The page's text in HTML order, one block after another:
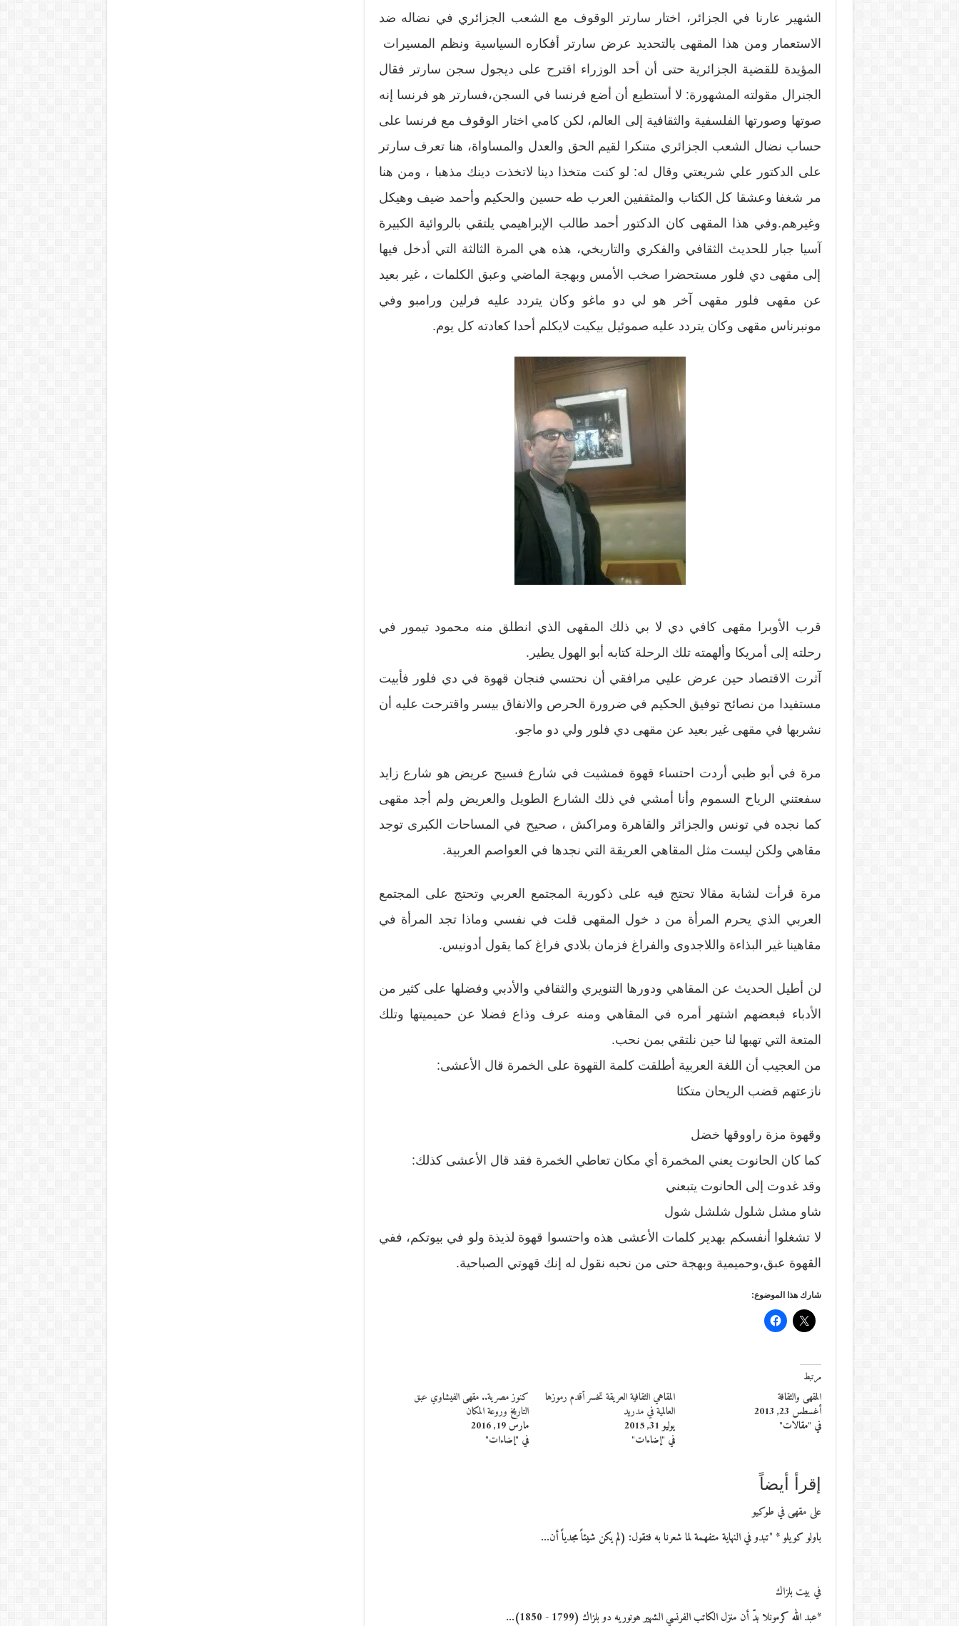
الشهير عارنا في الجزائر، اختار سارتر الوقوف مع الشعب الجزائري في نضاله ضد
الاستعمار ومن هذا المقهى بالتحديد عرض سارتر أفكاره السياسية ونظم المسيرات
المؤيدة للقضية الجزائرية حتى أن أحد الوزراء اقترح على ديجول سجن سارتر فقال
الجنرال مقولته المشهورة: لا أستطيع أن أضع فرنسا في السجن،فسارتر هو فرنسا إنه
صوتها وصورتها الفلسفية والثقافية إلى العالم، لكن كامي اختار الوقوف مع فرنسا على
حساب نضال الشعب الجزائري متنكرا لقيم الحق والعدل والمساواة، هنا تعرف سارتر
على الدكتور علي شريعتي وقال له: لو كنت متخذا دينا لاتخذت دينك مذهبا ، ومن هنا
مر شغفا وعشقا كل الكتاب والمثقفين العرب طه حسين والحكيم وأحمد ضيف وهيكل
وغيرهم.وفي هذا المقهى كان الدكتور أحمد طالب الإبراهيمي يلتقي بالروائية الكبيرة
آسيا جبار للحديث الثقافي والفكري والتاريخي، هذه هي المرة الثالثة التي أدخل فيها
إلى مقهى دي فلور مستحضرا صخب الأمس وبهجة الماضي وعبق الكلمات ، غير بعيد
عن مقهى فلور مقهى آخر هو لي دو ماغو وكان يتردد عليه فرلين ورامبو وفي
مونبرناس مقهى وكان يتردد عليه صموئيل بيكيت لايكلم أحدا كعادته كل يوم.
قرب الأوبرا مقهى كافي دي لا بي ذلك المقهى الذي انطلق منه محمود تيمور في
رحلته إلى أمريكا وألهمته تلك الرحلة كتابه أبو الهول يطير.
آثرت الاقتصاد حين عرض عليي مرافقي أن نحتسي فنجان قهوة في دي فلور فأبيت
مستفيدا من نصائح توفيق الحكيم في ضرورة الحرص والانفاق بيسر واقترحت عليه أن
نشربها في مقهى غير بعيد عن مقهى دي فلور ولي دو ماجو.
مرة في أبو ظبي أردت احتساء قهوة فمشيت في شارع فسيح عريض هو شارع زايد
سفعتني الرياح السموم وأنا أمشي في ذلك الشارع الطويل والعريض ولم أجد مقهى
كما نجده في تونس والجزائر والقاهرة ومراكش ، صحيح في المساحات الكبرى توجد
مقاهي ولكن ليست مثل المقاهي العريقة التي نجدها في العواصم العربية.
مرة قرأت لشابة مقالا تحتج فيه على ذكورية المجتمع العربي وتحتج على المجتمع
العربي الذي يحرم المرأة من د خول المقهى قلت في نفسي وماذا تجد المرأة في
مقاهينا غير البذاءة واللاجدوى والفراغ فزمان بلادي فراغ كما يقول أدونيس.
لن أطيل الحديث عن المقاهي ودورها التنويري والثقافي والأدبي وفضلها على كثير من
الأدباء فبعضهم اشتهر أمره في المقاهي ومنه عرف وذاع فضلا عن حميميتها وتلك
المتعة التي تهبها لنا حين نلتقي بمن نحب.
من العجيب أن اللغة العربية أطلقت كلمة القهوة على الخمرة قال الأعشى:
نازعتهم قضب الريحان متكئا
وقهوة مزة راووقها خضل
كما كان الحانوت يعني المخمرة أي مكان تعاطي الخمرة فقد قال الأعشى كذلك:
وقد غدوت إلى الحانوت يتبعني
شاو مشل شلول شلشل شول
لا تشغلوا أنفسكم بهدير كلمات الأعشى هذه واحتسوا قهوة لذيذة ولو في بيوتكم، ففي
القهوة عبق،وحميمية وبهجة حتى من نحبه نقول له إنك قهوتي الصباحية.
شارك هذا الموضوع:
مرتبط
المقهى والثقافة
أغسطس 23, 2013
في "مقالات"
العالمية في مدريد
يوليو 31, 2015
في "إضاءات"
كنوز مصرية.. مقهى الفيشاوي عبق
التاريخ وروعة المكان
مارس 19, 2016
في "إضاءات"
إقرأ أيضاً
على مقهى في طوكيو
باولو كويلو * "تبدو في النهاية متفهمة لما شعرنا به فتقول: (لم يكن شيئاً مجدياً أن…
في بيت بلزاك
*عبد الله كرمونلا بدّ أن منزل الكاتب الفرنسي الشهير هونوريه دو بلزاك (1799 - 1850)…